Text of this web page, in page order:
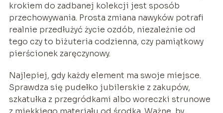
krokiem do zadbanej kolekcji jest sposób
przechowywania. Prosta zmiana nawyków potrafi
realnie przedłużyć życie ozdób, niezależnie od
tego czy to biżuteria codzienna, czy pamiątkowy
pierścionek zaręczynowy.
Najlepiej, gdy każdy element ma swoje miejsce.
Sprawdza się pudełko jubilerskie z zakupów,
szkatułka z przegródkami albo woreczki strunowe